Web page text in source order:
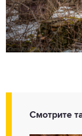
Смотрите